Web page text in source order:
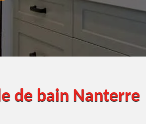
de bain Nanterre